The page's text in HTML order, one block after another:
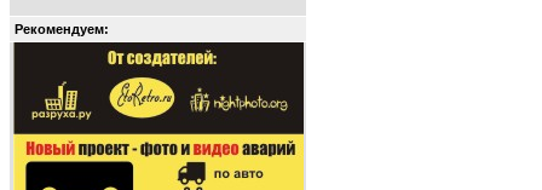
Рекомендуем: